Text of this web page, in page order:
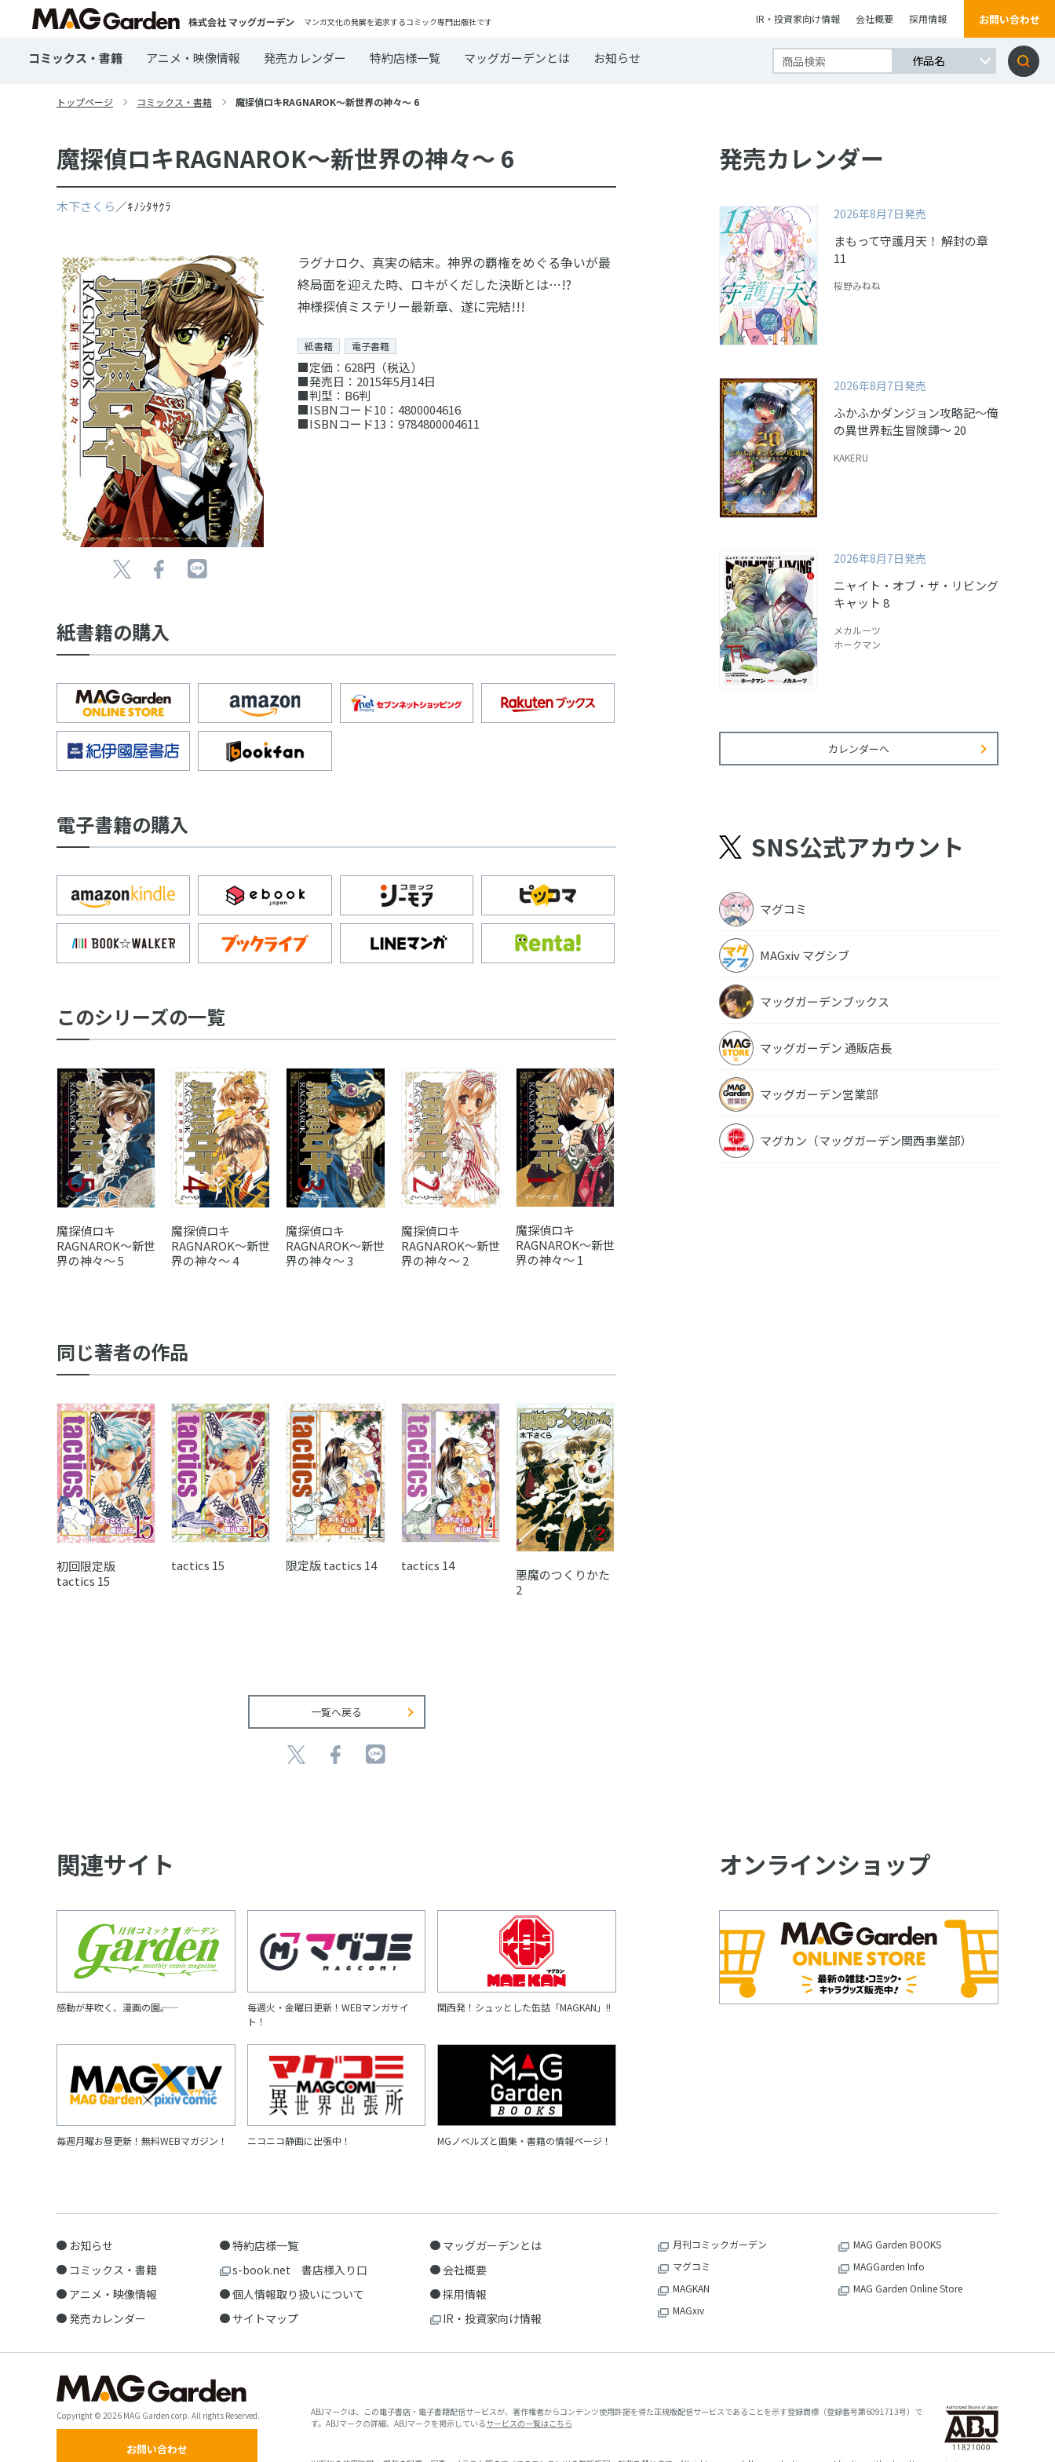
株式会社 マッグガーデン マンガ文化の発展を追求するコミック専門出版社です IR・投資家向け情報 会社概要 採用情報 お問い合わせ
コミックス・書籍 アニメ・映像情報 発売カレンダー 特約店様一覧 マッグガーデンとは お知らせ
トップページ コミックス・書籍 魔探偵ロキRAGNAROK～新世界の神々～ 6
魔探偵ロキRAGNAROK～新世界の神々～ 6
木下さくら／ｷﾉｼﾀｻｸﾗ
ラグナロク、真実の結末。神界の覇権をめぐる争いが最
終局面を迎えた時、ロキがくだした決断とは…!?
神様探偵ミステリー最新章、遂に完結!!!
紙書籍 電子書籍
■定価：628円（税込）
■発売日：2015年5月14日
■判型：B6判
■ISBNコード10：4800004616
■ISBNコード13：9784800004611
紙書籍の購入
電子書籍の購入
このシリーズの一覧
魔探偵ロキ
RAGNAROK～新世
界の神々～ 5
魔探偵ロキ
RAGNAROK～新世
界の神々～ 4
魔探偵ロキ
RAGNAROK～新世
界の神々～ 3
魔探偵ロキ
RAGNAROK～新世
界の神々～ 2
魔探偵ロキ
RAGNAROK～新世
界の神々～ 1
同じ著者の作品
初回限定版
tactics 15
tactics 15 限定版 tactics 14 tactics 14
悪魔のつくりかた
2
一覧へ戻る
発売カレンダー
2026年8月7日発売
まもって守護月天！ 解封の章
11
桜野みねね
2026年8月7日発売
ふかふかダンジョン攻略記～俺
の異世界転生冒険譚～ 20
KAKERU
2026年8月7日発売
ニャイト・オブ・ザ・リビング
キャット 8
メカルーツ
ホークマン
カレンダーへ
SNS公式アカウント
マグコミ
MAGxiv マグシブ
マッグガーデンブックス
マッグガーデン 通販店長
マッグガーデン営業部
マグカン（マッグガーデン関西事業部）
関連サイト
感動が芽吹く、漫画の園――。
毎週火・金曜日更新！WEBマンガサイ
ト！
関西発！シュッとした缶詰「MAGKAN」!!
毎週月曜お昼更新！無料WEBマガジン！ ニコニコ静画に出張中！ MGノベルズと画集・書籍の情報ページ！
オンラインショップ
お知らせ
コミックス・書籍
アニメ・映像情報
発売カレンダー
特約店様一覧
s-book.net 書店様入り口
個人情報取り扱いについて
サイトマップ
マッグガーデンとは
会社概要
採用情報
IR・投資家向け情報
月刊コミックガーデン
マグコミ
MAGKAN
MAGxiv
MAG Garden BOOKS
MAGGarden Info
MAG Garden Online Store
Copyright © 2026 MAG Garden corp. All rights Reserved.
お問い合わせ
ABJマークは、この電子書店・電子書籍配信サービスが、著作権者からコンテンツ使用許諾を得た正規版配信サービスであることを示す登録商標（登録番号第6091713号）で
す。ABJマークの詳細、ABJマークを掲示しているサービスの一覧はこちら